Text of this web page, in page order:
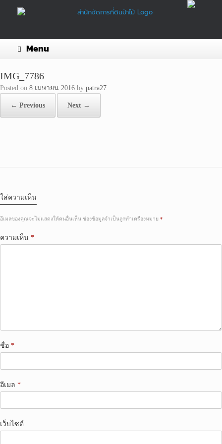
Menu
IMG_7786
Posted on 8 เมษายน 2016 by patra27
← Previous Next →
ใส่ความเห็น
อีเมลของคุณจะไม่แสดงให้คนอื่นเห็น ช่องข้อมูลจำเป็นถูกทำเครื่องหมาย *
ความเห็น *
ชื่อ *
อีเมล *
เว็บไซต์